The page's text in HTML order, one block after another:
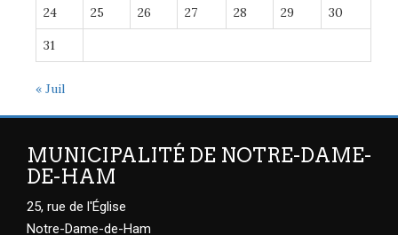
24 25 26 27 28 29 30
31
« Juil
MUNICIPALITÉ DE NOTRE-DAME-
DE-HAM
25, rue de l'Église
Notre-Dame-de-Ham